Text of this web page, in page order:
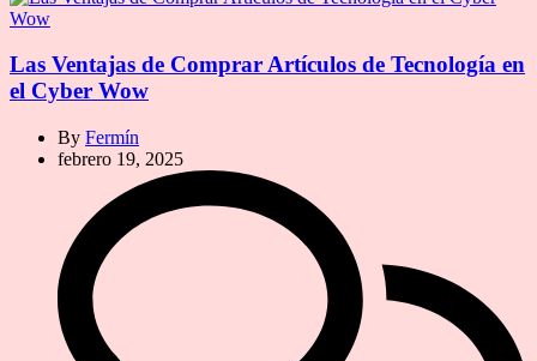
Las Ventajas de Comprar Artículos de Tecnología en
el Cyber Wow
By Fermín
febrero 19, 2025